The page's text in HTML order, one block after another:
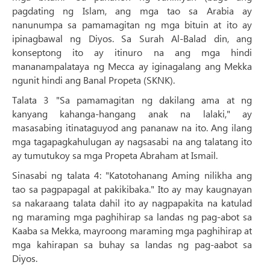
pagdating ng Islam, ang mga tao sa Arabia ay
nanunumpa sa pamamagitan ng mga bituin at ito ay
ipinagbawal ng Diyos. Sa Surah Al-Balad din, ang
konseptong ito ay itinuro na ang mga hindi
mananampalataya ng Mecca ay iginagalang ang Mekka
ngunit hindi ang Banal Propeta (SKNK).
Talata 3 "Sa pamamagitan ng dakilang ama at ng
kanyang kahanga-hangang anak na lalaki," ay
masasabing itinataguyod ang pananaw na ito. Ang ilang
mga tagapagkahulugan ay nagsasabi na ang talatang ito
ay tumutukoy sa mga Propeta Abraham at Ismail.
Sinasabi ng talata 4: "Katotohanang Aming nilikha ang
tao sa pagpapagal at pakikibaka." Ito ay may kaugnayan
sa nakaraang talata dahil ito ay nagpapakita na katulad
ng maraming mga paghihirap sa landas ng pag-abot sa
Kaaba sa Mekka, mayroong maraming mga paghihirap at
mga kahirapan sa buhay sa landas ng pag-aabot sa
Diyos.